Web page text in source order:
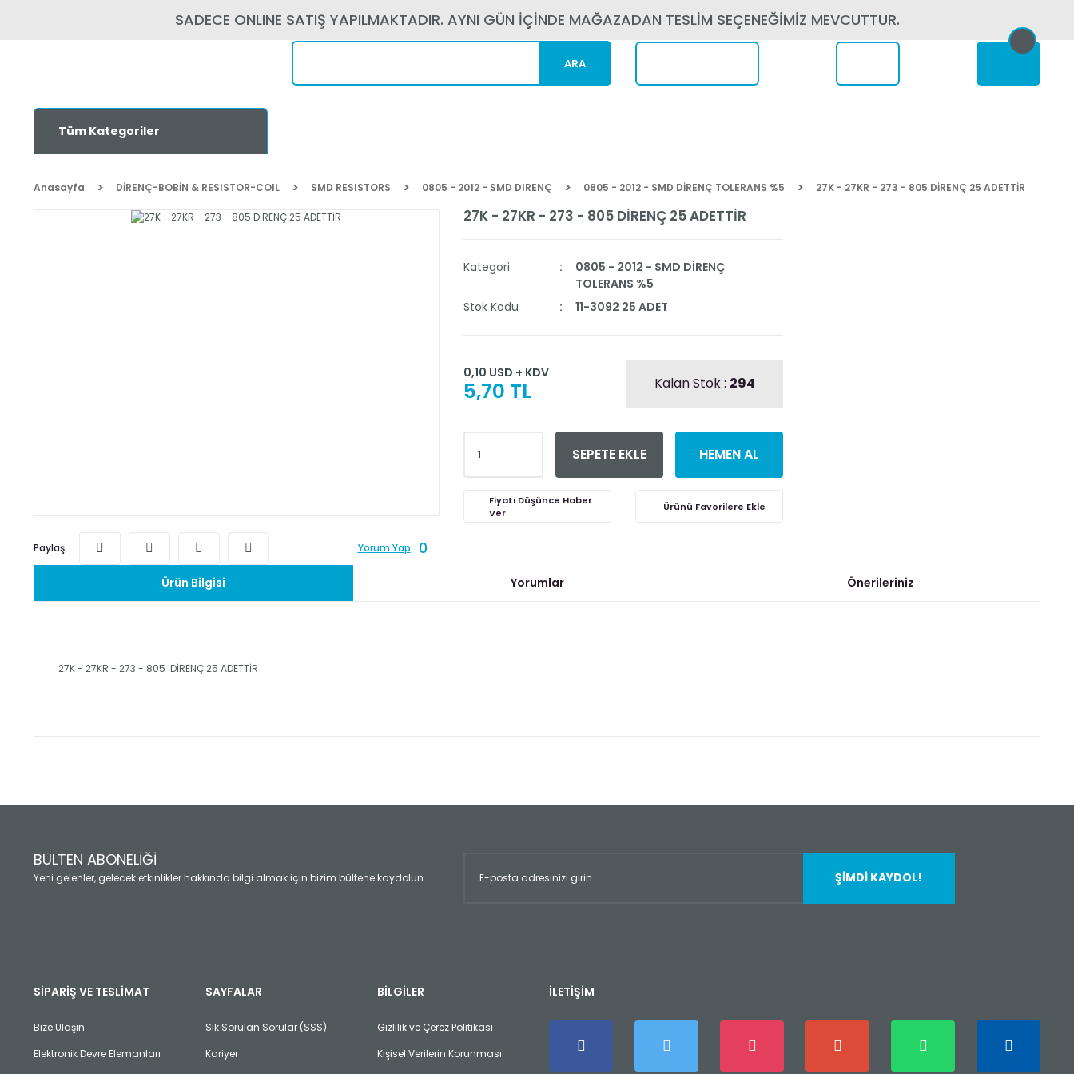
SADECE ONLINE SATIŞ YAPILMAKTADIR. AYNI GÜN İÇİNDE MAĞAZADAN TESLİM SEÇENEĞİMİZ MEVCUTTUR.
ARA
Tüm Kategoriler
Anasayfa DİRENÇ-BOBİN & RESISTOR-COIL SMD RESISTORS 0805 - 2012 - SMD DIRENÇ 0805 - 2012 - SMD DİRENÇ TOLERANS %5 27K - 27KR - 273 - 805 DİRENÇ 25 ADETTİR
Paylaş Yorum Yap 0
27K - 27KR - 273 - 805 DİRENÇ 25 ADETTİR
Kategori
0805 - 2012 - SMD DİRENÇ
TOLERANS %5
Stok Kodu
11-3092 25 ADET
0,10 USD + KDV
5,70 TL Kalan Stok : 294
SEPETE EKLE HEMEN AL
Fiyatı Düşünce Haber
Ver
Ürün Bilgisi Yorumlar Önerileriniz
27K - 27KR - 273 - 805 DİRENÇ 25 ADETTİR
Yorum Yaz
Ürün açıklamasında eksik bilgiler bulunuyor.
Ürün fiyatı diğer sitelerden daha pahalı.
Bu ürüne benzer farklı alternatifler olmalı.
BÜLTEN ABONELİĞİ
Yeni gelenler, gelecek etkinlikler hakkında bilgi almak için bizim bültene kaydolun. ŞİMDİ KAYDOL!
SİPARİŞ VE TESLİMAT
Bize Ulaşın
Elektronik Devre Elemanları
SAYFALAR
Sık Sorulan Sorular (SSS)
Kariyer
BİLGİLER
Gizlilik ve Çerez Politikası
Kişisel Verilerin Korunması
İLETİŞİM